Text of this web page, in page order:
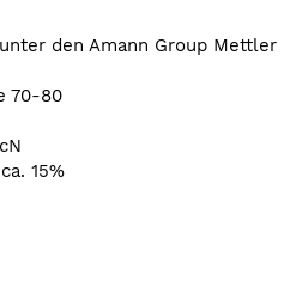
den Amann Group Mettler
70-80
15%